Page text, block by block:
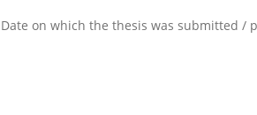
Date on which the thesis was submitted /